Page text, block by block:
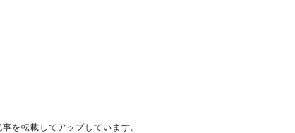
を転載してアップしています。